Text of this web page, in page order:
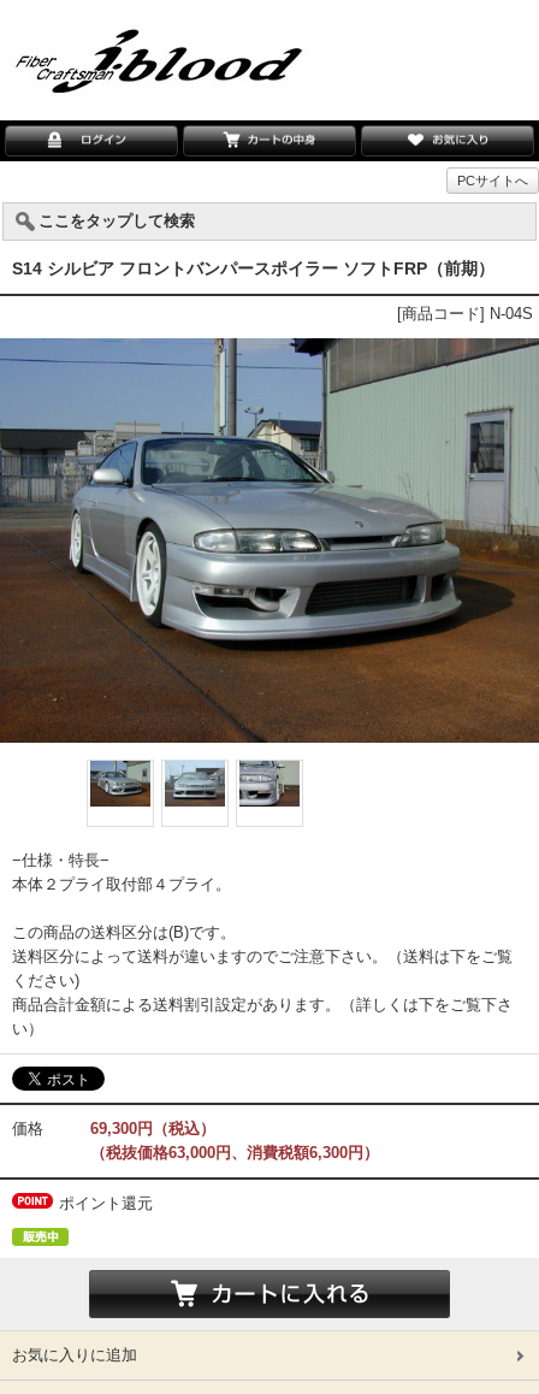
PCサイトへ
ここをタップして検索
S14 シルビア フロントバンパースポイラー ソフトFRP（前期）
[商品コード] N-04S
−仕様・特長−
本体２プライ取付部４プライ。
この商品の送料区分は(B)です。
送料区分によって送料が違いますのでご注意下さい。（送料は下をご覧
ください)
商品合計金額による送料割引設定があります。（詳しくは下をご覧下さ
い）
価格
69,300円（税込）
（税抜価格63,000円、消費税額6,300円）
ポイント還元
お気に入りに追加